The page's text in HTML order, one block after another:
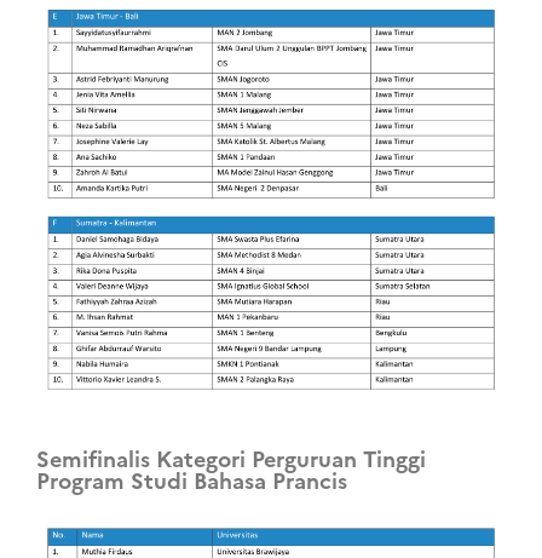
Semifinalis Kategori Perguruan Tinggi
Program Studi Bahasa Prancis